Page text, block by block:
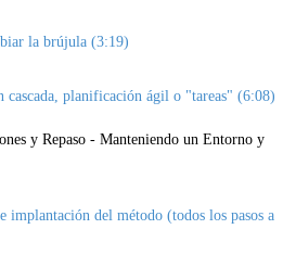
la brújula (3:19)
cascada, planificación ágil o "tareas" (6:08)
y Repaso - Manteniendo un Entorno y
implantación del método (todos los pasos a